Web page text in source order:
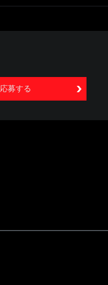
応募する